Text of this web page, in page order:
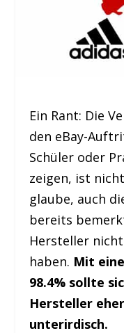
Ein Rant: Die
den eBay-
Schüler oder
zeigen, ist
glaube, auch
bereits
Hersteller
haben. Mit
98.4% sollte
Hersteller
unterirdisch.